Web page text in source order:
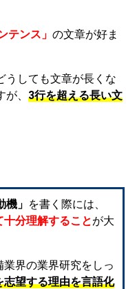
テンス」 の文章が好ま
うしても文章が長くな
、 3行を超える長い文
機」 を書く際には、
分理解することが大
界の業界研究をしっ
志望する理由を言語化